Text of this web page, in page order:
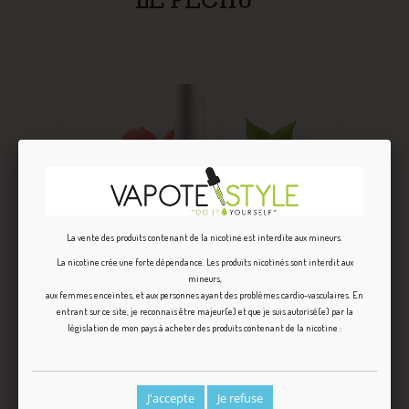
LE PECHU
La vente des produits contenant de la nicotine est interdite aux mineurs.
La nicotine crée une forte dépendance. Les produits nicotinés sont interdit aux
mineurs,
aux femmes enceintes, et aux personnes ayant des problèmes cardio-vasculaires. En
entrant sur ce site, je reconnais être majeur(e) et que je suis autorisé(e) par la
législation de mon pays à acheter des produits contenant de la nicotine :
J'accepte Je refuse